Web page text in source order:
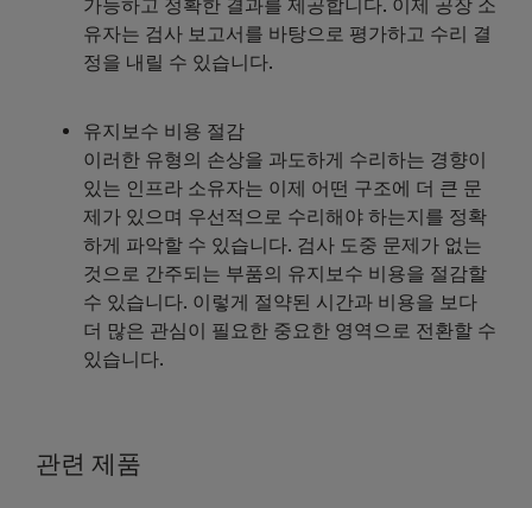
가능하고 정확한 결과를 제공합니다. 이제 공장 소
유자는 검사 보고서를 바탕으로 평가하고 수리 결
정을 내릴 수 있습니다.
유지보수 비용 절감
이러한 유형의 손상을 과도하게 수리하는 경향이
있는 인프라 소유자는 이제 어떤 구조에 더 큰 문
제가 있으며 우선적으로 수리해야 하는지를 정확
하게 파악할 수 있습니다. 검사 도중 문제가 없는
것으로 간주되는 부품의 유지보수 비용을 절감할
수 있습니다. 이렇게 절약된 시간과 비용을 보다
더 많은 관심이 필요한 중요한 영역으로 전환할 수
있습니다.
관련 제품